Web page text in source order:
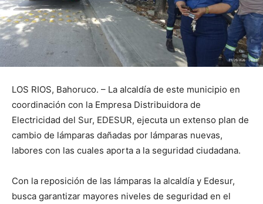
LOS RIOS, Bahoruco. – La alcaldía de este municipio en
coordinación con la Empresa Distribuidora de
Electricidad del Sur, EDESUR, ejecuta un extenso plan de
cambio de lámparas dañadas por lámparas nuevas,
labores con las cuales aporta a la seguridad ciudadana.
Con la reposición de las lámparas la alcaldía y Edesur,
busca garantizar mayores niveles de seguridad en el